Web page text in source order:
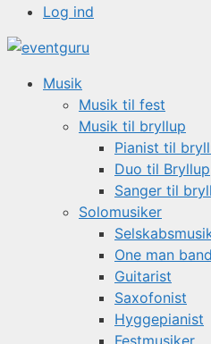
Log ind
Musik
Musik til fest
Musik til bryllup
Pianist til
Duo til Bryllup
Sanger til
Solomusiker
One man band
Guitarist
Saxofonist
Hyggepianist
Festmusiker